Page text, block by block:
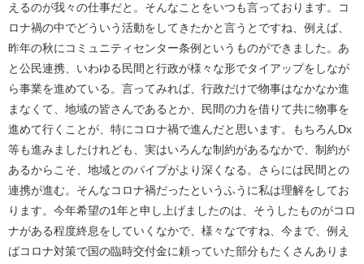
えるのが我々の仕事だと。そんなことをいつも言っております。コ
ロナ禍の中でどういう活動をしてきたかと言うとですね、例えば、
昨年の秋にコミュニティセンター条例というものができました。あ
と公民連携、いわゆる民間と行政が様々な形でタイアップをしなが
ら事業を進めている。言ってみれば、行政だけで物事はなかなか進
まなくて、地域の皆さんであるとか、民間の力を借りて共に物事を
進めて行くことが、特にコロナ禍で進んだと思います。もちろんDx
等も進みましたけれども、実はいろんな制約があるなかで、制約が
あるからこそ、地域とのパイプがより深くなる。さらには民間との
連携が進む。そんなコロナ禍だったというふうに私は理解をしてお
ります。今年希望の1年と申し上げましたのは、そうしたものがコロ
ナがある程度終息をしていくなかで、様々なですね、今まで、例え
ばコロナ対策で国の臨時交付金に頼っていた部分もたくさんありま